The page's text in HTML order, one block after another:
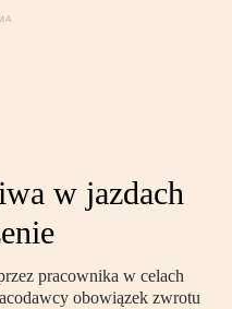
w jazdach
pracownika w celach
obowiązek zwrotu